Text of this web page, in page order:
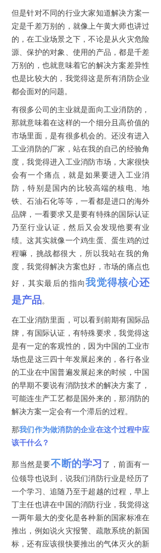
但是针对不同的行业大家知道解决方案一
定是千差万别的，就像上午黄大师也讲过
的，在工业场景之下，不论是从火灾危险
源、保护的对象、使用的产品，都是千差
万别的，也就意味着它的解决方案差异性
也是比较大的，我觉得这是所有消防企业
都会面对的问题。
有很多公司的主业就是面向工业消防的，
那就意味着在这样的一个细分且高价值的
市场里面，是有很多机会的。还没有进入
工业消防的厂家，站在我的自己的经验角
度，我觉得进入工业消防市场，大家很快
会有一个痛点，就是如果要进入工业消
防，特别是国内的比较高端的核电、地
铁、石油石化等等，一看都是进口的海外
品牌，一看要求又是要有特殊的国际认证
乃至行业认证，然后又会发现他要有业
绩。这其实就像一个鸡生蛋、蛋生鸡的过
程嘛，挑战都很大，所以我站在我的角
度，我觉得解决方案也好，市场的痛点也
好，其实最后的指向我觉得核心还
是产品。
在工业消防里面，可以看到前期有国际品
牌，有国际认证，有特殊要求，我觉得这
是有一定的客观性的，因为中国的工业市
场也是这三四十年发展起来的，各行各业
的工业在中国普遍发展起来的时候，中国
的早期不要说有消防技术的解决方案了，
可能连生产工艺都是国外来的，那消防的
解决方案一定会有一个滞后的过程。
那我们作为做消防的企业在这个过程中应
该干什么？
那当然是要不断的学习了，前面有一
位领导也说到，说我们消防行业是经历了
一个学习、追随乃至于超越的过程，早上
丁主任也讲在中国的消防行业，我觉得这
一两年最大的变化是各种新的国家标准在
推出，例如说火灾报警、疏散系统的新国
标，还有应该很快要推出的气体灭火的新